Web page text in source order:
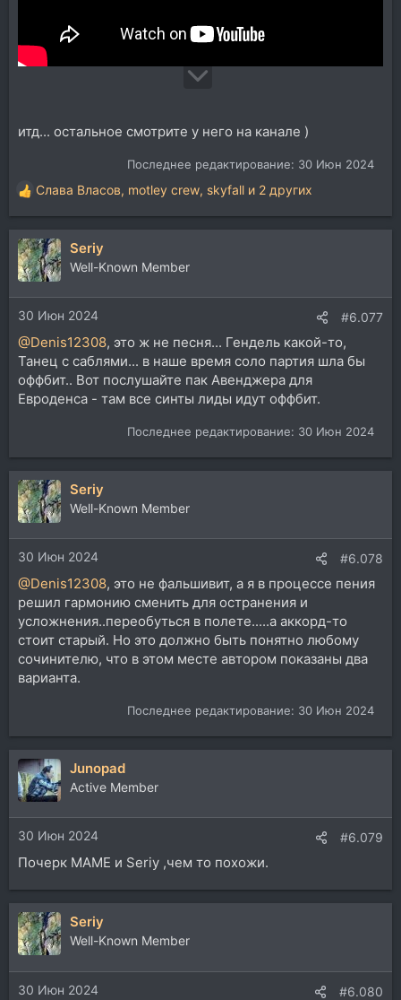
итд... остальное смотрите у него на канале )
Последнее редактирование: 30 Июн 2024
Р
е
а
к
ц
и
и
:
Слава Власов, motley crew, skyfall и 2 других
Seriy
Well-Known Member
30 Июн 2024 #6.077
@Denis12308, это ж не песня... Гендель какой-то,
Танец с саблями... в наше время соло партия шла бы
оффбит.. Вот послушайте пак Авенджера для
Евроденса - там все синты лиды идут оффбит.
Последнее редактирование: 30 Июн 2024
Seriy
Well-Known Member
30 Июн 2024 #6.078
@Denis12308, это не фальшивит, а я в процессе пения
решил гармонию сменить для остранения и
усложнения..переобуться в полете.....а аккорд-то
стоит старый. Но это должно быть понятно любому
сочинителю, что в этом месте автором показаны два
варианта.
Последнее редактирование: 30 Июн 2024
Junopad
Active Member
30 Июн 2024 #6.079
Почерк MAME и Seriy ,чем то похожи.
Seriy
Well-Known Member
30 Июн 2024 #6.080